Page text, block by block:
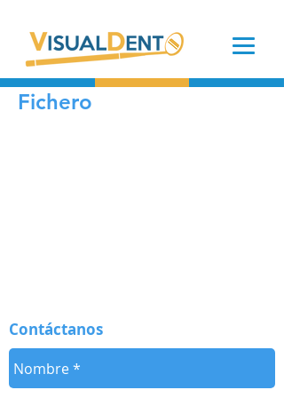
Fichero
Contáctanos